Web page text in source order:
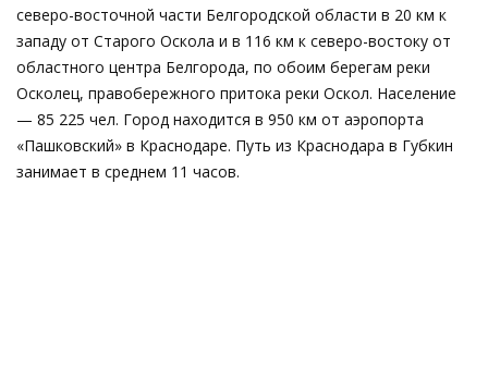
северо-восточной части Белгородской области в 20 км к
западу от Старого Оскола и в 116 км к северо-востоку от
областного центра Белгорода, по обоим берегам реки
Осколец, правобережного притока реки Оскол. Население
— 85 225 чел. Город находится в 950 км от аэропорта
«Пашковский» в Краснодаре. Путь из Краснодара в Губкин
занимает в среднем 11 часов.